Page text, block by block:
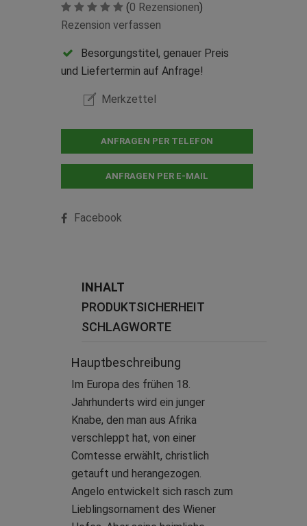
(0 Rezensionen)
Rezension verfassen
Besorgungstitel, genauer Preis
und Liefertermin auf Anfrage!
Merkzettel
ANFRAGEN PER TELEFON
ANFRAGEN PER E-MAIL
Facebook
INHALT
PRODUKTSICHERHEIT
SCHLAGWORTE
Hauptbeschreibung
Im Europa des frühen 18.
Jahrhunderts wird ein junger
Knabe, den man aus Afrika
verschleppt hat, von einer
Comtesse erwählt, christlich
getauft und herangezogen.
Angelo entwickelt sich rasch zum
Lieblingsornament des Wiener